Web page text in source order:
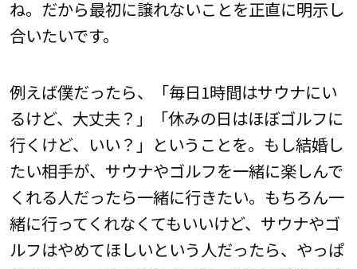
ね。だから最初に譲れないことを正直に明示し
合いたいです。
例えば僕だったら、「毎日1時間はサウナにい
るけど、大丈夫？」「休みの日はほぼゴルフに
行くけど、いい？」ということを。もし結婚し
たい相手が、サウナやゴルフを一緒に楽しんで
くれる人だったら一緒に行きたい。もちろん一
緒に行ってくれなくてもいいけど、サウナやゴ
ルフはやめてほしいという人だったら、やっぱ